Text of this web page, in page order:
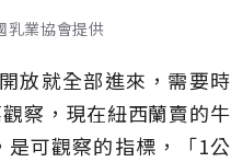
乳業協會提供
放就全部進來，需要時
察，現在紐西蘭賣的牛
可觀察的指標，「1公